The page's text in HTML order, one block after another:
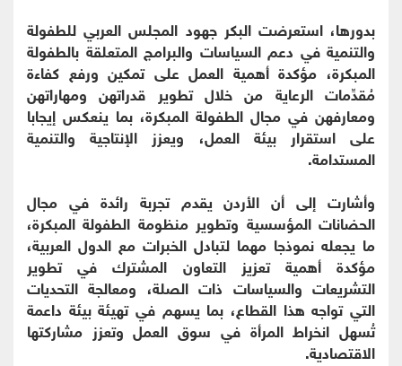
بدورها، استعرضت البكر جهود المجلس العربي للطفولة
والتنمية في دعم السياسات والبرامج المتعلقة بالطفولة
المبكرة، مؤكدة أهمية العمل على تمكين ورفع كفاءة
مُقدِّمات الرعاية من خلال تطوير قدراتهن ومهاراتهن
ومعارفهن في مجال الطفولة المبكرة، بما ينعكس إيجابا
على استقرار بيئة العمل، ويعزز الإنتاجية والتنمية
المستدامة.
وأشارت إلى أن الأردن يقدم تجربة رائدة في مجال
الحضانات المؤسسية وتطوير منظومة الطفولة المبكرة،
ما يجعله نموذجا مهما لتبادل الخبرات مع الدول العربية،
مؤكدة أهمية تعزيز التعاون المشترك في تطوير
التشريعات والسياسات ذات الصلة، ومعالجة التحديات
التي تواجه هذا القطاع، بما يسهم في تهيئة بيئة داعمة
تُسهل انخراط المرأة في سوق العمل وتعزز مشاركتها
الاقتصادية.